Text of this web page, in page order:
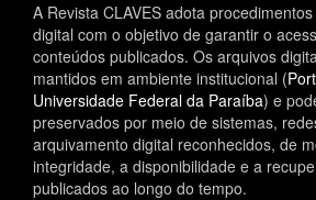
A Revista CLAVES adota
digital com o objetivo de garantir o
conteúdos publicados. Os arquivos
mantidos em ambiente institucional (
Universidade Federal da Paraíba) e
preservados por meio de sistemas,
arquivamento digital reconhecidos, de
integridade, a disponibilidade e a
publicados ao longo do tempo.